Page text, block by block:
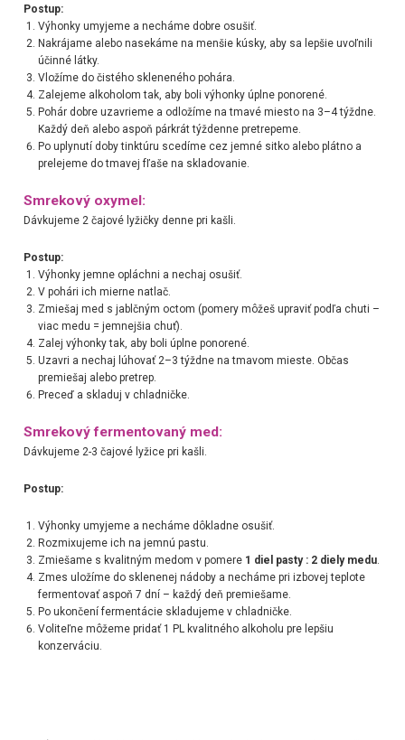
Postup:
Výhonky umyjeme a necháme dobre osušiť.
Nakrájame alebo nasekáme na menšie kúsky, aby sa lepšie uvoľnili
účinné látky.
Vložíme do čistého skleneného pohára.
Zalejeme alkoholom tak, aby boli výhonky úplne ponorené.
Pohár dobre uzavrieme a odložíme na tmavé miesto na 3–4 týždne.
Každý deň alebo aspoň párkrát týždenne pretrepeme.
Po uplynutí doby tinktúru scedíme cez jemné sitko alebo plátno a
prelejeme do tmavej fľaše na skladovanie.
Smrekový oxymel:
Dávkujeme 2 čajové lyžičky denne pri kašli.
Postup:
Výhonky jemne opláchni a nechaj osušiť.
V pohári ich mierne natlač.
Zmiešaj med s jablčným octom (pomery môžeš upraviť podľa chuti –
viac medu = jemnejšia chuť).
Zalej výhonky tak, aby boli úplne ponorené.
Uzavri a nechaj lúhovať 2–3 týždne na tmavom mieste. Občas
premiešaj alebo pretrep.
Preceď a skladuj v chladničke.
Smrekový fermentovaný med:
Dávkujeme 2-3 čajové lyžice pri kašli.
Postup:
Výhonky umyjeme a necháme dôkladne osušiť.
Rozmixujeme ich na jemnú pastu.
Zmiešame s kvalitným medom v pomere 1 diel pasty : 2 diely medu.
Zmes uložíme do sklenenej nádoby a necháme pri izbovej teplote
fermentovať aspoň 7 dní – každý deň premiešame.
Po ukončení fermentácie skladujeme v chladničke.
Voliteľne môžeme pridať 1 PL kvalitného alkoholu pre lepšiu
konzerváciu.